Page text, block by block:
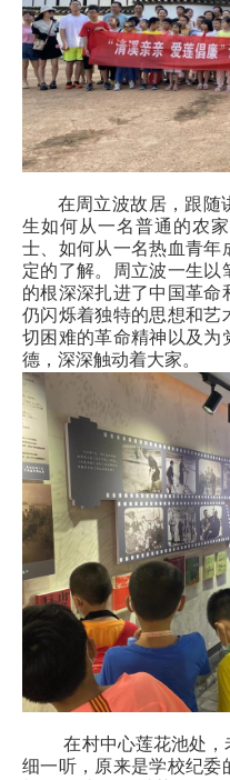
在周立波故居，跟随
生如何从一名普通的农
士、如何从一名热血青年
定的了解。周立波一生以
的根深深扎进了中国革命
仍闪烁着独特的思想和艺
切困难的革命精神以及为
德，深深触动着大家。
在村中心莲花池处
细一听，原来是学校纪委